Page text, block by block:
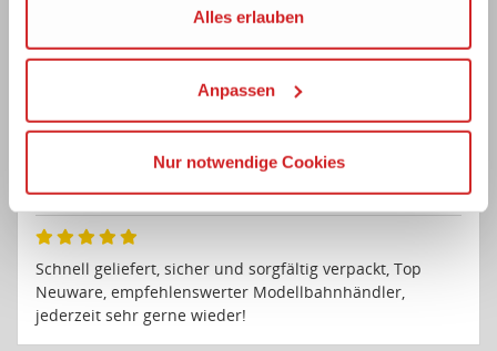
Wir verwenden den Google Tag Manager um weitere
Dienste einzubinden.
Wenn Sie auf „Alles erlauben“, klicken, werden ein Teil
Ihrer personenbezogener Daten in die USA übertragen.
Die USA ist ein Drittland, dass nicht von einem
Kommission erfasst wird, und daher kein angemessenes
die Verwendung von Standarddatenschutzklauseln in
Verbindung mit zusätzlichen Maßnahmen zur Sicherung
Alles erlauben
Anpassen
Nur notwendige Cookies
Spanien
Alles bestens. Gerne wieder.
Jochen Franze
Donnerstag 06.04.2023 Verifizierter Kauf
Schnell geliefert, sicher und sorgfältig verpackt, Top
Neuware, empfehlenswerter Modellbahnhändler,
jederzeit sehr gerne wieder!